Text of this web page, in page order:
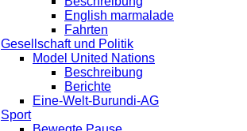
English marmalade
Fahrten
Gesellschaft und Politik
Model United Nations
Beschreibung
Berichte
Eine-Welt-Burundi-AG
Sport